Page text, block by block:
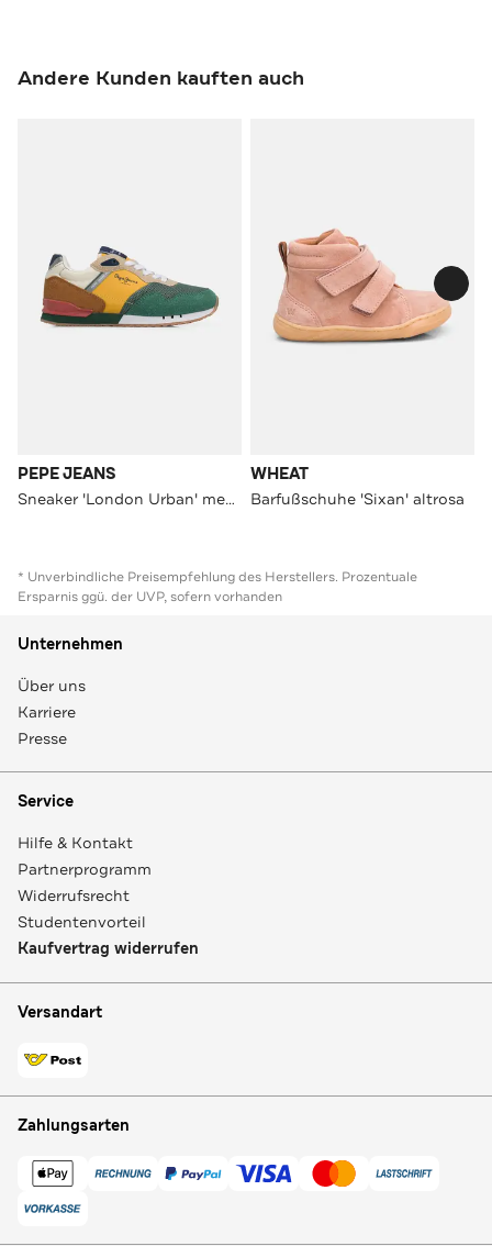
Andere Kunden kauften auch
PEPE JEANS
Sneaker 'London Urban' mehrfarbig
WHEAT
Barfußschuhe 'Sixan' altrosa
* Unverbindliche Preisempfehlung des Herstellers. Prozentuale
Ersparnis ggü. der UVP, sofern vorhanden
Unternehmen
Über uns
Karriere
Presse
Service
Hilfe & Kontakt
Partnerprogramm
Widerrufsrecht
Studentenvorteil
Kaufvertrag widerrufen
Versandart
Zahlungsarten